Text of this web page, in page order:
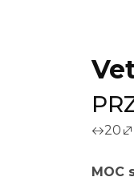
20
MOC